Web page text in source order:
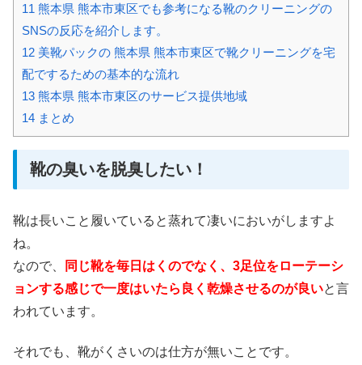
11 熊本県 熊本市東区でも参考になる靴のクリーニングの
SNSの反応を紹介します。
12 美靴パックの 熊本県 熊本市東区で靴クリーニングを宅
配でするための基本的な流れ
13 熊本県 熊本市東区のサービス提供地域
14 まとめ
靴の臭いを脱臭したい！
靴は長いこと履いていると蒸れて凄いにおいがしますよ
ね。
なので、
同じ靴を毎日はくのでなく、3足位をローテーシ
ョンする感じで一度はいたら良く乾燥させるのが良いと言
われています。
それでも、靴がくさいのは仕方が無いことです。